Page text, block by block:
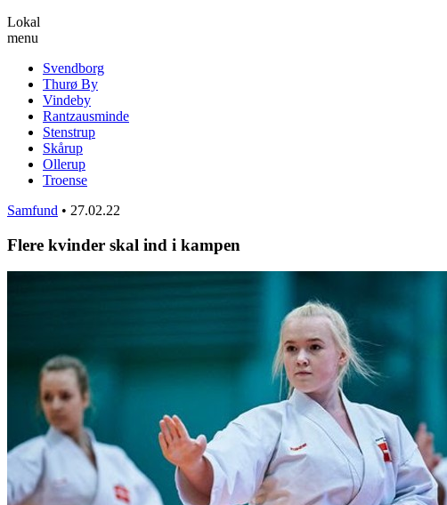
Lokal
menu
Svendborg
Thurø By
Vindeby
Rantzausminde
Stenstrup
Skårup
Ollerup
Troense
Samfund • 27.02.22
Flere kvinder skal ind i kampen